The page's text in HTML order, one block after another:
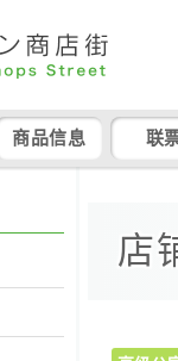
商品信息 联
店